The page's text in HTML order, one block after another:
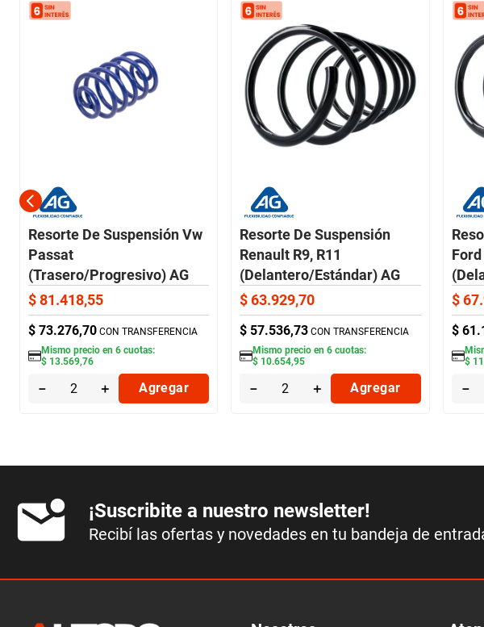
Resorte De Suspensión Vw
Passat
(Trasero/Progresivo) AG
$81.418,55
$ 73.276,70 CON TRANSFERENCIA
Mismo precio en 6cuotas:
$ 13.569,76
＋
－ Agregar
Resorte De Suspensión
Renault R9, R11
(Delantero/Estándar) AG
$ 63.929,70
$ 57.536,73 CON TRANSFERENCIA
Mismo precio en6 cuotas:
$ 10.654,95
＋
－ Agregar
$ 67.
$ 61.
$ 11
－
¡Suscribite a nuestro newsletter!
Recibí las ofertas y novedades en tu bandeja de